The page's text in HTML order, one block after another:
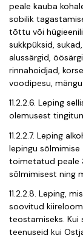
peale kauba
sobilik
tõttu või
sukkpüksid,
alussärgid,
rinnahoidjad,
voodipesu,
11.2.2.6. Leping
olemusest
11.2.2.7. Leping
lepingu sõlmimise
toimetatud peale
sõlmimisest ning
11.2.2.8. Leping,
soovitud
teostamiseks. Kui
teenuseid kui